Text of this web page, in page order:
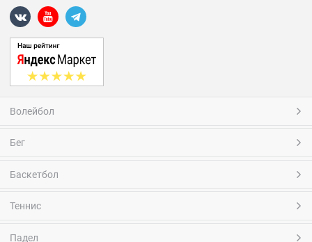
Волейбол
Бег
Баскетбол
Теннис
Падел